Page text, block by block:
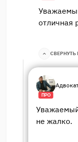
отличная
СВЕРНУТЬ
ПРО
не жалко.